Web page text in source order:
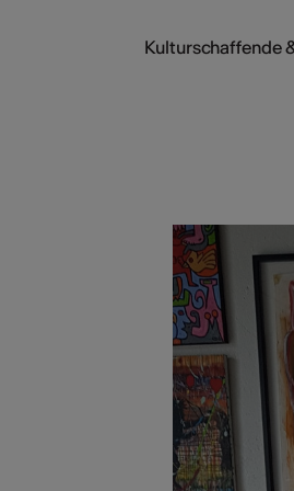
Kulturschaffende